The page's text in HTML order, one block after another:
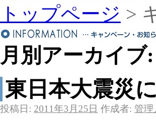
トップページ >
月別アーカイブ:
東日本大震災
投稿日: 2011年3月25日 作成者: 管理